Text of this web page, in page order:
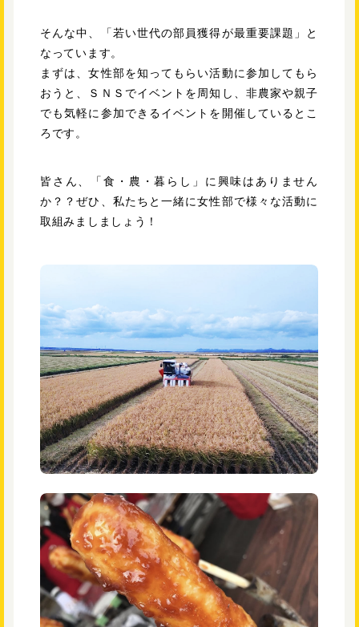
そんな中、「若い世代の部員獲得が最重要課題」と
なっています。
まずは、女性部を知ってもらい活動に参加してもら
おうと、ＳＮＳでイベントを周知し、非農家や親子
でも気軽に参加できるイベントを開催しているとこ
ろです。
皆さん、「食・農・暮らし」に興味はありません
か？？ぜひ、私たちと一緒に女性部で様々な活動に
取組みましましょう！